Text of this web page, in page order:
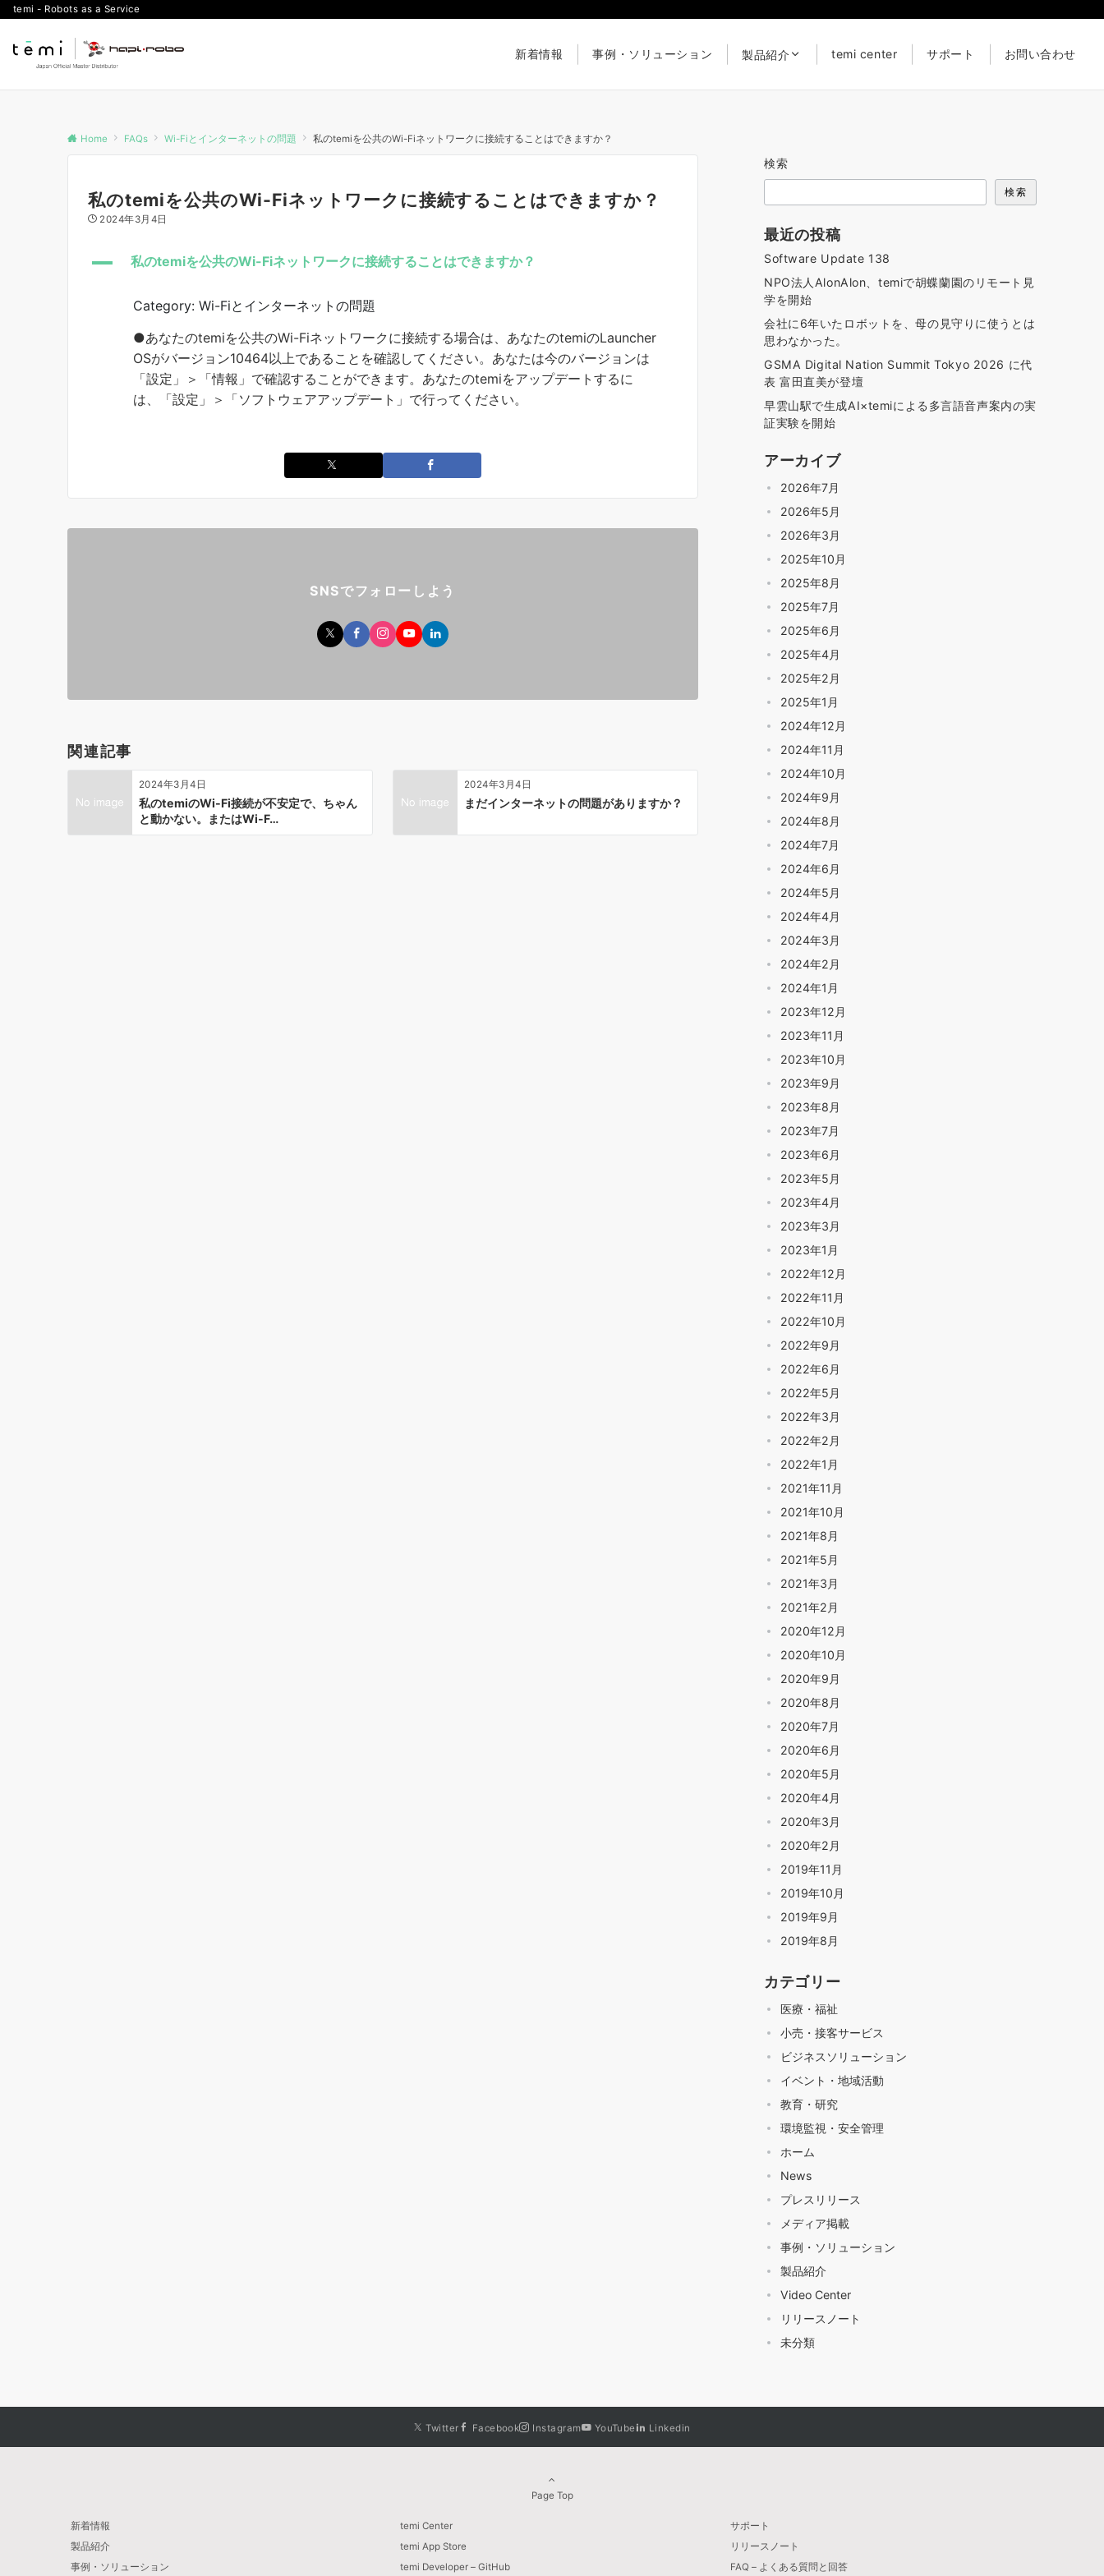
temi - Robots as a Service
新着情報 事例・ソリューション 製品紹介 temi center サポート お問い合わせ
Home FAQs Wi-Fiとインターネットの問題 私のtemiを公共のWi-Fiネットワークに接続することはできますか？
私のtemiを公共のWi-Fiネットワークに接続することはできますか？
2024年3月4日
A 私のtemiを公共のWi-Fiネットワークに接続することはできますか？
Category: Wi-Fiとインターネットの問題
●あなたのtemiを公共のWi-Fiネットワークに接続する場合は、あなたのtemiのLauncher
OSがバージョン10464以上であることを確認してください。あなたは今のバージョンは
「設定」＞「情報」で確認することができます。あなたのtemiをアップデートするに
は、「設定」＞「ソフトウェアアップデート」で行ってください。
SNSでフォローしよう
関連記事
2024年3月4日
私のtemiのWi-Fi接続が不安定で、ちゃん
と動かない。またはWi-F…
2024年3月4日
まだインターネットの問題がありますか？
検索
検索
最近の投稿
Software Update 138
NPO法人AlonAlon、temiで胡蝶蘭園のリモート見
学を開始
会社に6年いたロボットを、母の見守りに使うとは
思わなかった。
GSMA Digital Nation Summit Tokyo 2026 に代
表 富田直美が登壇
早雲山駅で生成AI×temiによる多言語音声案内の実
証実験を開始
アーカイブ
2026年7月
2026年5月
2026年3月
2025年10月
2025年8月
2025年7月
2025年6月
2025年4月
2025年2月
2025年1月
2024年12月
2024年11月
2024年10月
2024年9月
2024年8月
2024年7月
2024年6月
2024年5月
2024年4月
2024年3月
2024年2月
2024年1月
2023年12月
2023年11月
2023年10月
2023年9月
2023年8月
2023年7月
2023年6月
2023年5月
2023年4月
2023年3月
2023年1月
2022年12月
2022年11月
2022年10月
2022年9月
2022年6月
2022年5月
2022年3月
2022年2月
2022年1月
2021年11月
2021年10月
2021年8月
2021年5月
2021年3月
2021年2月
2020年12月
2020年10月
2020年9月
2020年8月
2020年7月
2020年6月
2020年5月
2020年4月
2020年3月
2020年2月
2019年11月
2019年10月
2019年9月
2019年8月
カテゴリー
医療・福祉
小売・接客サービス
ビジネスソリューション
イベント・地域活動
教育・研究
環境監視・安全管理
ホーム
News
プレスリリース
メディア掲載
事例・ソリューション
製品紹介
Video Center
リリースノート
未分類
Twitter Facebook Instagram YouTube Linkedin
Page Top
新着情報
製品紹介
事例・ソリューション
temi Center
temi App Store
temi Developer – GitHub
サポート
リリースノート
FAQ – よくある質問と回答